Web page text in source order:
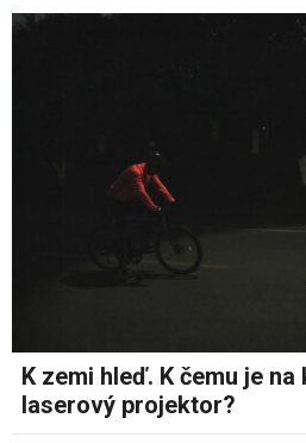
K zemi hleď. K čemu je
laserový projektor?